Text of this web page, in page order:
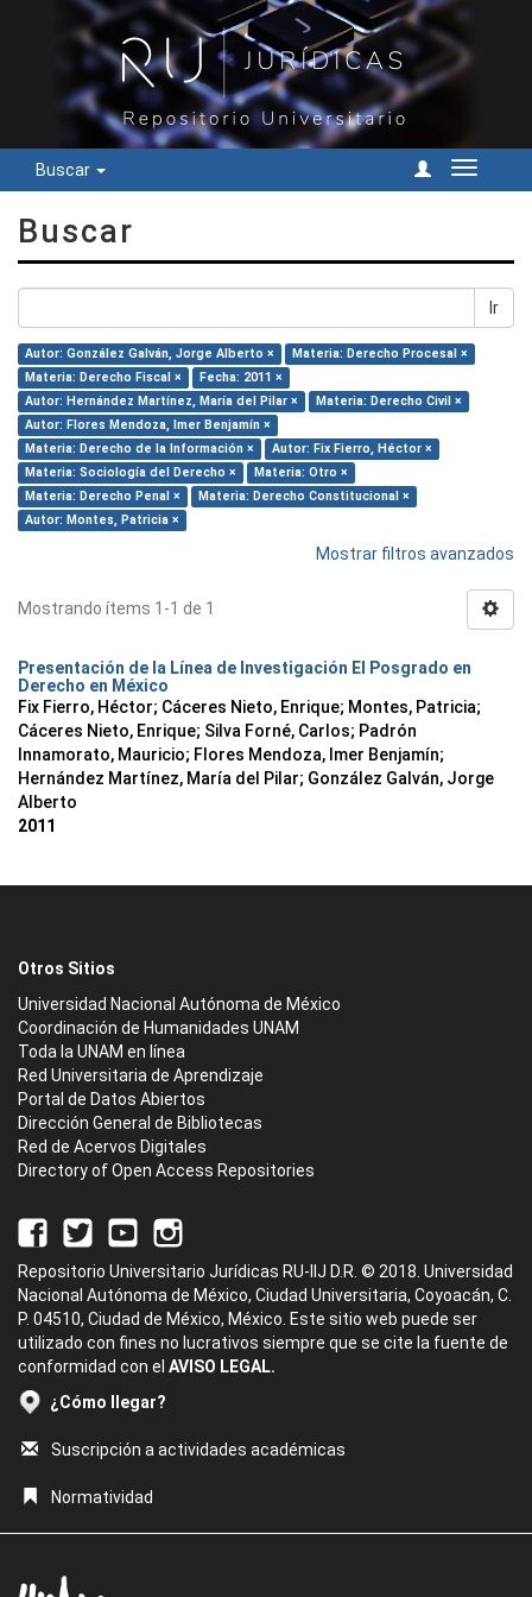
Buscar
Cambiar
Buscar
Ir
Autor: González Galván, Jorge Alberto ×
Materia: Derecho Procesal ×
Materia: Derecho Fiscal ×
Fecha: 2011 ×
Autor: Hernández Martínez, María del Pilar ×
Materia: Derecho Civil ×
Autor: Flores Mendoza, Imer Benjamín ×
Materia: Derecho de la Información ×
Autor: Fix Fierro, Héctor ×
Materia: Sociología del Derecho ×
Materia: Otro ×
Materia: Derecho Penal ×
Materia: Derecho Constitucional ×
Autor: Montes, Patricia ×
Mostrar filtros avanzados
Mostrando ítems 1-1 de 1
Presentación de la Línea de Investigación El Posgrado en
Derecho en México
Fix Fierro, Héctor; Cáceres Nieto, Enrique; Montes, Patricia;
Cáceres Nieto, Enrique; Silva Forné, Carlos; Padrón
Innamorato, Mauricio; Flores Mendoza, Imer Benjamín;
Hernández Martínez, María del Pilar; González Galván, Jorge
Alberto
2011
Otros Sitios
Universidad Nacional Autónoma de México
Coordinación de Humanidades UNAM
Toda la UNAM en línea
Red Universitaria de Aprendizaje
Portal de Datos Abiertos
Dirección General de Bibliotecas
Red de Acervos Digitales
Directory of Open Access Repositories
Repositorio Universitario Jurídicas RU-IIJ D.R. © 2018. Universidad
Nacional Autónoma de México, Ciudad Universitaria, Coyoacán, C.
P. 04510, Ciudad de México, México. Este sitio web puede ser
utilizado con fines no lucrativos siempre que se cite la fuente de
conformidad con el AVISO LEGAL.
¿Cómo llegar?
Suscripción a actividades académicas
Normatividad